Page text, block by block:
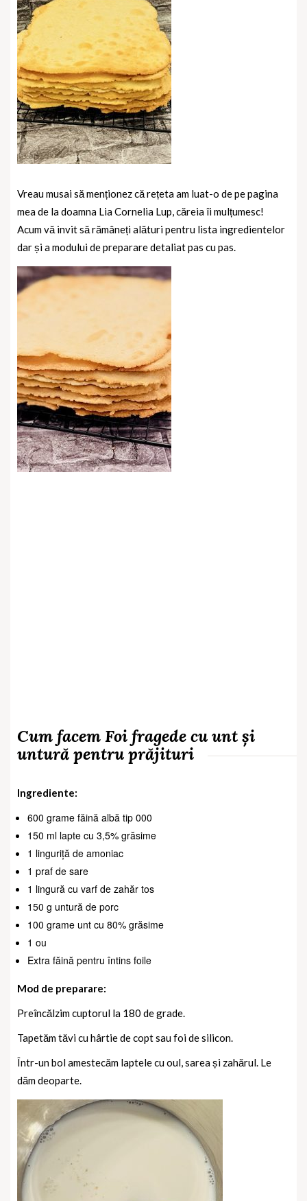
Vreau musai să menționez că rețeta am luat-o de pe pagina
mea de la doamna Lia Cornelia Lup, căreia îi mulțumesc!
Acum vă invit să rămâneți alături pentru lista ingredientelor
dar și a modului de preparare detaliat pas cu pas.
Cum facem Foi fragede cu unt și
untură pentru prăjituri
Ingrediente:
600 grame făină albă tip 000
150 ml lapte cu 3,5% grăsime
1 linguriță de amoniac
1 praf de sare
1 lingură cu varf de zahăr tos
150 g untură de porc
100 grame unt cu 80% grăsime
1 ou
Extra făină pentru întins foile
Mod de preparare:
Preîncălzim cuptorul la 180 de grade.
Tapetăm tăvi cu hârtie de copt sau foi de silicon.
Într-un bol amestecăm laptele cu oul, sarea și zahărul. Le
dăm deoparte.